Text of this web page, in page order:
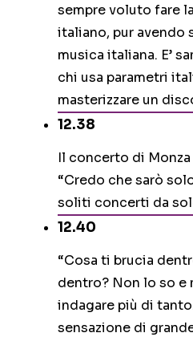
sempre voluto fare
italiano, pur avendo
musica italiana. E’
chi usa parametri
masterizzare un
12.38
Il concerto di
“Credo che sarò
soliti concerti da
12.40
“Cosa ti brucia
dentro? Non lo so e
indagare più di
sensazione di